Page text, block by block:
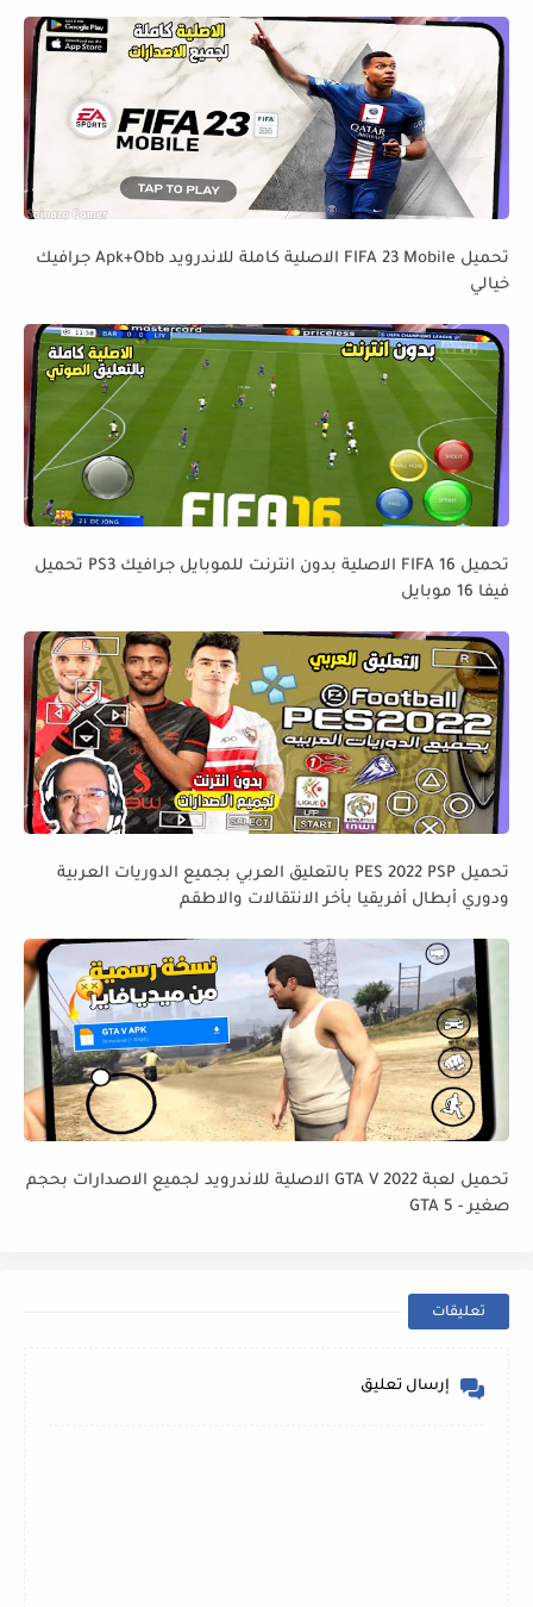
تحميل FIFA 23 Mobile الاصلية كاملة للاندرويد Apk+Obb جرافيك
خيالي
تحميل FIFA 16 الاصلية بدون انترنت للموبايل جرافيك PS3 تحميل
فيفا 16 موبايل
تحميل PES 2022 PSP بالتعليق العربي بجميع الدوريات العربية
ودوري أبطال أفريقيا بأخر الانتقالات والاطقم
تحميل لعبة GTA V 2022 الاصلية للاندرويد لجميع الاصدارات بحجم
صغير - GTA 5
تعليقات
إرسال تعليق